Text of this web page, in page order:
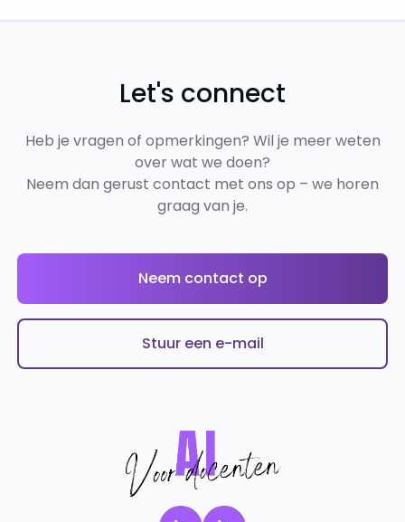
Let's connect
Heb je vragen of opmerkingen? Wil je meer weten
over wat we doen?
Neem dan gerust contact met ons op – we horen
graag van je.
Neem contact op
Stuur een e-mail